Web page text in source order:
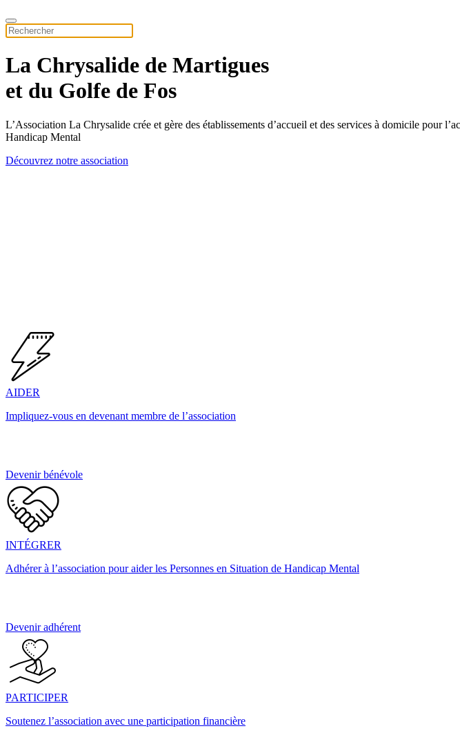
La Chrysalide de Martigues
et du Golfe de Fos
L’Association La Chrysalide crée et gère des établissements d’accueil et des services à domicile pour
Handicap Mental
Découvrez notre association
AIDER
Impliquez-vous en devenant membre de l’association
Devenir bénévole
INTÉGRER
Adhérer à l’association pour aider les Personnes en Situation de Handicap Mental
Devenir adhérent
PARTICIPER
Soutenez l’association avec une participation financière